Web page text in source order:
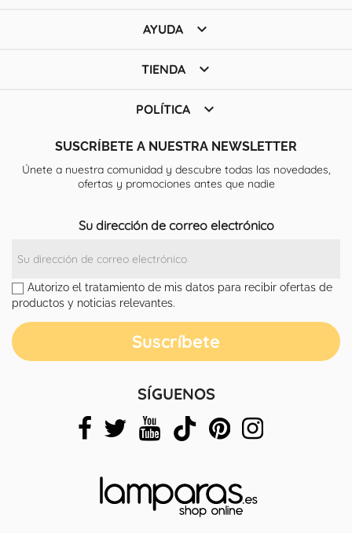
AYUDA 
TIENDA 
POLÍTICA 
SUSCRÍBETE A NUESTRA NEWSLETTER
Únete a nuestra comunidad y descubre todas las novedades,
ofertas y promociones antes que nadie
Su dirección de correo electrónico
Autorizo el tratamiento de mis datos para recibir ofertas de
productos y noticias relevantes.
SÍGUENOS